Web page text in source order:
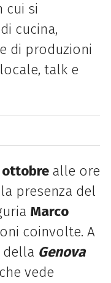
cui si
cucina,
di produzioni
talk e
ottobre alle ore
presenza del
Marco
coinvolte. A
della Genova
vede